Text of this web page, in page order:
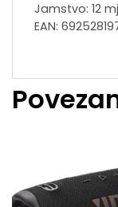
Jamstvo: 12
EAN: